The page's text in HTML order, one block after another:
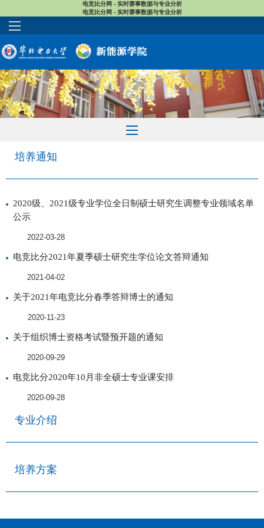
电竞比分网 - 实时赛事数据与专业分析
电竞比分网 - 实时赛事数据与专业分析
培养通知
2020级、2021级专业学位全日制硕士研究生调整专业领域名单
公示
2022-03-28
电竞比分2021年夏季硕士研究生学位论文答辩通知
2021-04-02
关于2021年电竞比分春季答辩博士的通知
2020-11-23
关于组织博士资格考试暨预开题的通知
2020-09-29
电竞比分2020年10月非全硕士专业课安排
2020-09-28
专业介绍
培养方案